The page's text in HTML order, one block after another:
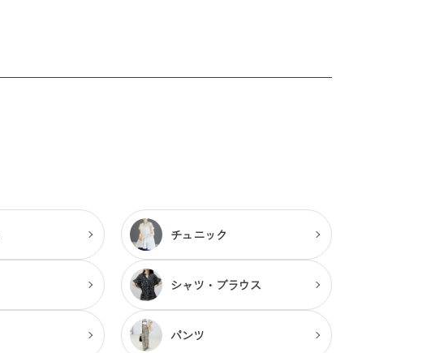
チュニック
シャツ・ブラウス
パンツ